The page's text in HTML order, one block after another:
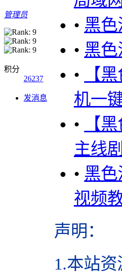
管理员
积分
26237
发消息
• 黑色
• 黑色
•
【
机一
•
【
主线
• 黑色
视频
声明 ：
1.本站